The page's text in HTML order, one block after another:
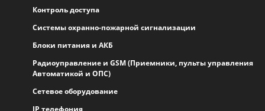
Контроль доступа
Системы охранно-пожарной сигнализации
Блоки питания и АКБ
Радиоуправление и GSM (Приемники, пульты управления
Автоматикой и ОПС)
Сетевое оборудование
IP телефония